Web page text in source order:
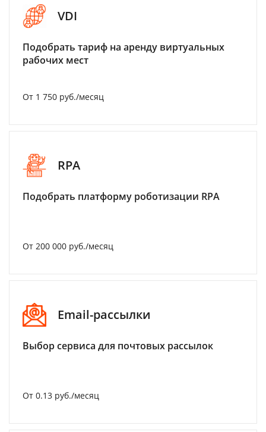
VDI
Подобрать тариф на аренду виртуальных
рабочих мест
От 1 750 руб./месяц
RPA
Подобрать платформу роботизации RPA
От 200 000 руб./месяц
Email-рассылки
Выбор сервиса для почтовых рассылок
От 0.13 руб./месяц